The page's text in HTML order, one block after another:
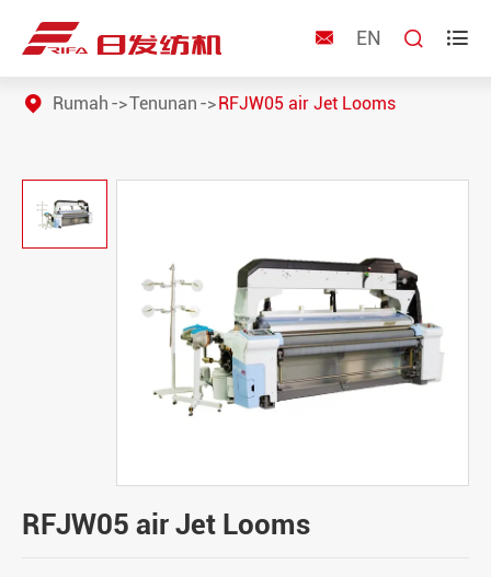
 EN  
Rumah Tenunan RFJW05 air Jet Looms
RFJW05 air Jet Looms